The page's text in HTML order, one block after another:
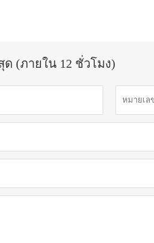
(ภายใน 12 ชั่วโมง)